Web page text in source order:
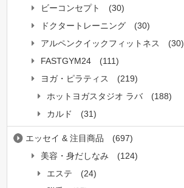
ビーコンセプト
(30)
ドクタートレーニング
(30)
アルペンクイックフィットネス
(30)
FASTGYM24
(111)
ヨガ・ピラティス
(219)
ホットヨガスタジオ ラバ
(188)
カルド
(31)
エッセイ & 注目商品
(697)
美容・身だしなみ
(124)
エステ
(24)